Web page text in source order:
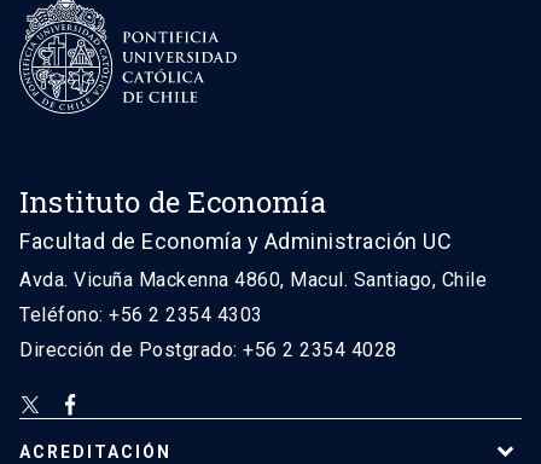
Instituto de Economía
Facultad de Economía y Administración UC
Avda. Vicuña Mackenna 4860, Macul. Santiago, Chile
Teléfono: +56 2 2354 4303
Dirección de Postgrado: +56 2 2354 4028
ACREDITACIÓN